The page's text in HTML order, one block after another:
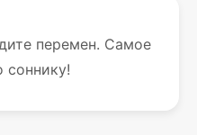
перемен. Самое
соннику!